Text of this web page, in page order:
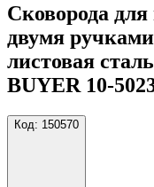
Сковорода
двумя
листовая
BUYER 10-
Код: 150570